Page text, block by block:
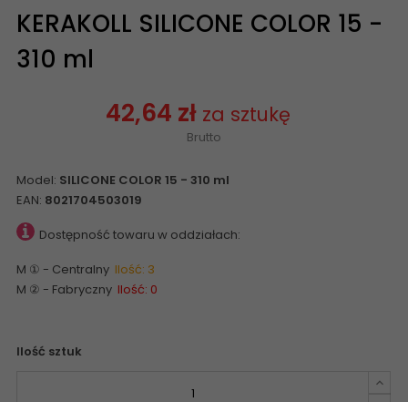
KERAKOLL SILICONE COLOR 15 -
310 ml
42,64 zł za sztukę
Brutto
Model: SILICONE COLOR 15 - 310 ml
EAN: 8021704503019
Dostępność towaru w oddziałach:
M ① - Centralny Ilość: 3
M ② - Fabryczny Ilość: 0
Ilość sztuk